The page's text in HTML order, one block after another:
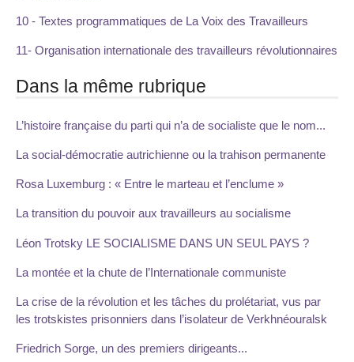
10 - Textes programmatiques de La Voix des Travailleurs
11- Organisation internationale des travailleurs révolutionnaires
Dans la même rubrique
L’histoire française du parti qui n’a de socialiste que le nom...
La social-démocratie autrichienne ou la trahison permanente
Rosa Luxemburg : « Entre le marteau et l’enclume »
La transition du pouvoir aux travailleurs au socialisme
Léon Trotsky LE SOCIALISME DANS UN SEUL PAYS ?
La montée et la chute de l’Internationale communiste
La crise de la révolution et les tâches du prolétariat, vus par
les trotskistes prisonniers dans l’isolateur de Verkhnéouralsk
Friedrich Sorge, un des premiers dirigeants...